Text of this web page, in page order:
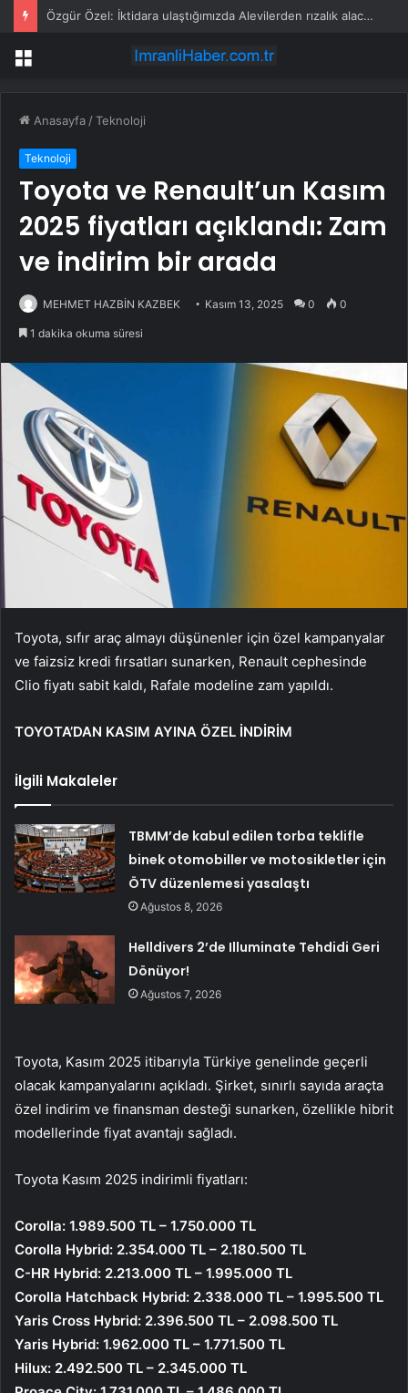
Özgür Özel: İktidara ulaştığımızda Alevilerden rızalık alacağımıza söz veriyorum!
Menü
Anasayfa /Teknoloji
Teknoloji
Toyota ve Renault’un Kasım
2025 fiyatları açıklandı: Zam
ve indirim bir arada
MEHMET HAZBİN KAZBEK Kasım 13, 2025 0 0
1 dakika okuma süresi
Toyota, sıfır araç almayı düşünenler için özel kampanyalar
ve faizsiz kredi fırsatları sunarken, Renault cephesinde
Clio fiyatı sabit kaldı, Rafale modeline zam yapıldı.
TOYOTA’DAN KASIM AYINA ÖZEL İNDİRİM
İlgili Makaleler
TBMM’de kabul edilen torba teklifle
binek otomobiller ve motosikletler için
ÖTV düzenlemesi yasalaştı
Ağustos 8, 2026
Helldivers 2’de Illuminate Tehdidi Geri
Dönüyor!
Ağustos 7, 2026
Toyota, Kasım 2025 itibarıyla Türkiye genelinde geçerli
olacak kampanyalarını açıkladı. Şirket, sınırlı sayıda araçta
özel indirim ve finansman desteği sunarken, özellikle hibrit
modellerinde fiyat avantajı sağladı.
Toyota Kasım 2025 indirimli fiyatları:
Corolla: 1.989.500 TL – 1.750.000 TL
Corolla Hybrid: 2.354.000 TL – 2.180.500 TL
C-HR Hybrid: 2.213.000 TL – 1.995.000 TL
Corolla Hatchback Hybrid: 2.338.000 TL – 1.995.500 TL
Yaris Cross Hybrid: 2.396.500 TL – 2.098.500 TL
Yaris Hybrid: 1.962.000 TL – 1.771.500 TL
Hilux: 2.492.500 TL – 2.345.000 TL